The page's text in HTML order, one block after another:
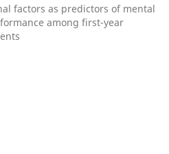
factors as predictors of mental
among first-year